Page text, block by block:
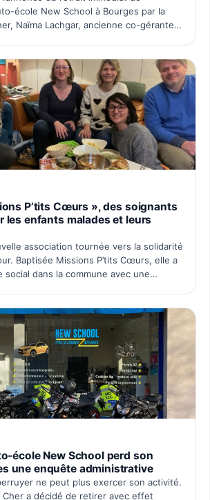
école New School à Bourges par la
Naïma Lachgar, ancienne co-gérante
P’tits Cœurs », des soignants
les enfants malades et leurs
association tournée vers la solidarité
Baptisée Missions P’tits Cœurs, elle a
social dans la commune avec une
école New School perd son
une enquête administrative
ne peut plus exercer son activité.
a décidé de retirer avec effet